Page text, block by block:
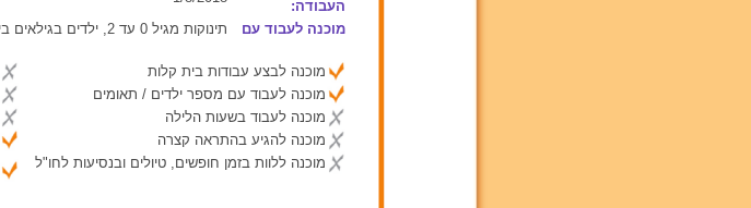
העבודה:
מוכנה לעבוד עם
תינוקות מגיל 0 עד 2, ילדים בגילאים בין 2 ל 6, ילדים מעל גיל 6
מוכנה לבצע עבודות בית קלות
מוכנה לעבוד עם מספר ילדים / תאומים
מוכנה לעבוד בשעות הלילה
מוכנה להגיע בהתראה קצרה
מוכנה ללוות בזמן חופשים, טיולים ובנסיעות לחו"ל